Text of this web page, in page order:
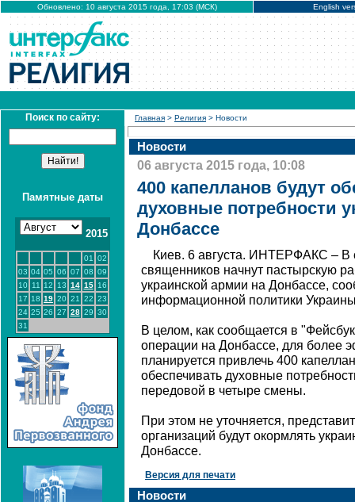
Обновлено: 10 августа 2015 года, 17:03 (МСК) English
Поиск по сайту:
Памятные даты
2015
01
02
03 04 05 06 07 08 09
10
11 12 13 14 15 16
17 18 19 20 21 22 23
24 25 26 27 28 29 30
31
Главная > Религия > Новости
Новости
06 августа 2015 года, 10:08
400 капелланов будут
духовные потребности
Донбассе
Киев. 6 августа. ИНТЕРФАКС – В
священников начнут пастырскую
украинской армии на Донбассе,
информационной политики
В целом, как сообщается в
операции на Донбассе, для более
планируется привлечь 400
обеспечивать духовные
передовой в четыре смены.
При этом не уточняется,
организаций будут окормлять
Донбассе.
Версия для печати
Новости